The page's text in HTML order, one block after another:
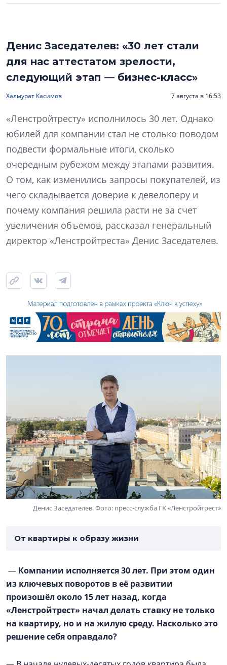
Денис Заседателев: «30 лет стали
для нас аттестатом зрелости,
следующий этап — бизнес-класс»
Халмурат Касимов 7 августа в 16:53
«Ленстройтресту» исполнилось 30 лет. Однако
юбилей для компании стал не столько поводом
подвести формальные итоги, сколько
очередным рубежом между этапами развития.
О том, как изменились запросы покупателей, из
чего складывается доверие к девелоперу и
почему компания решила расти не за счет
увеличения объемов, рассказал генеральный
директор «Ленстройтреста» Денис Заседателев.
Денис Заседателев. Фото: пресс-служба ГК «Ленстройтрест»
От квартиры к образу жизни
— Компании исполняется 30 лет. При этом один
из ключевых поворотов в её развитии
произошёл около 15 лет назад, когда
«Ленстройтрест» начал делать ставку не только
на квартиру, но и на жилую среду. Насколько это
решение себя оправдало?